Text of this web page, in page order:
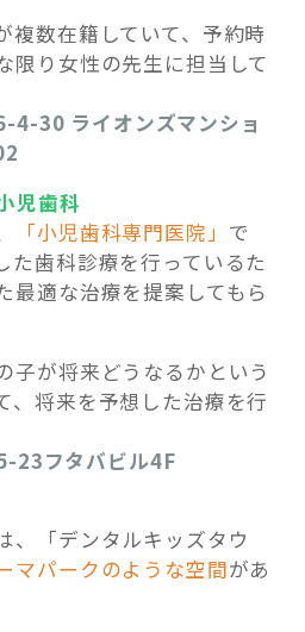
複数在籍していて、予約時
限り女性の先生に担当して
4-30 ライオンズマンショ
児歯科
「小児歯科専門医院」 で
た歯科診療を行っているた
最適な治療を提案してもら
子が将来どうなるかという
、将来を予想した治療を行
23フタバビル4F
、「デンタルキッズタウ
マパークのような空間があ